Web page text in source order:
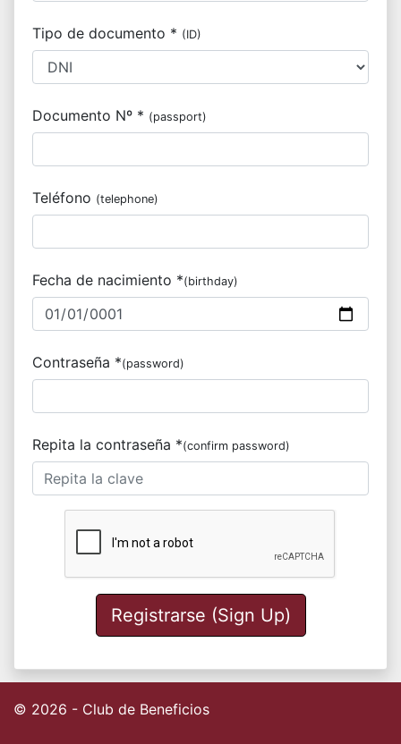
Tipo de documento * (ID)
Documento Nº * (passport)
Teléfono (telephone)
Fecha de nacimiento *(birthday)
Contraseña *(password)
Repita la contraseña *(confirm password)
Registrarse (Sign Up)
© 2026 - Club de Beneficios